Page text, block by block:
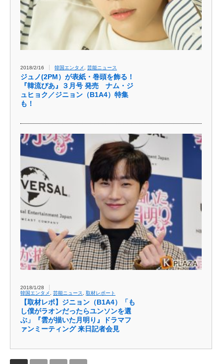
2018/2/16 韓国エンタメ 芸能ニュース
ジュノ(2PM）が表紙・巻頭を飾る！
『韓流ぴあ』３月号 発売 ナム・ジ
ュヒョク／ジニョン（B1A4）特集
も！
2018/1/28
韓国エンタメ
芸能ニュース 取材レポート
【取材レポ】ジニョン（B1A4）「も
し僕がラオンだったらユンソンを選
ぶ」『雲が描いた月明り』ドラマフ
ァンミーティング 来日記者会見